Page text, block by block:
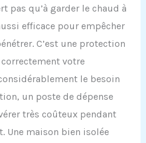
pas qu’à garder le chaud à
efficace pour empêcher
C’est une protection
votre
le besoin
un poste de dépense
très coûteux pendant
Une maison bien isolée